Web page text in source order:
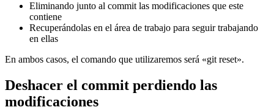
Eliminando junto al commit las modificaciones que este
contiene
Recuperándolas en el área de trabajo para seguir trabajando
en ellas
En ambos casos, el comando que utilizaremos será «git reset».
Deshacer el commit perdiendo las
modificaciones